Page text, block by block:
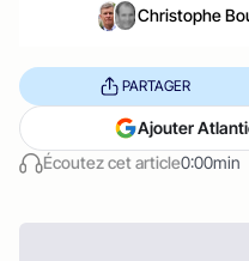
Christophe
Écoutez cet article0:00min
PARTAGER
Ajouter